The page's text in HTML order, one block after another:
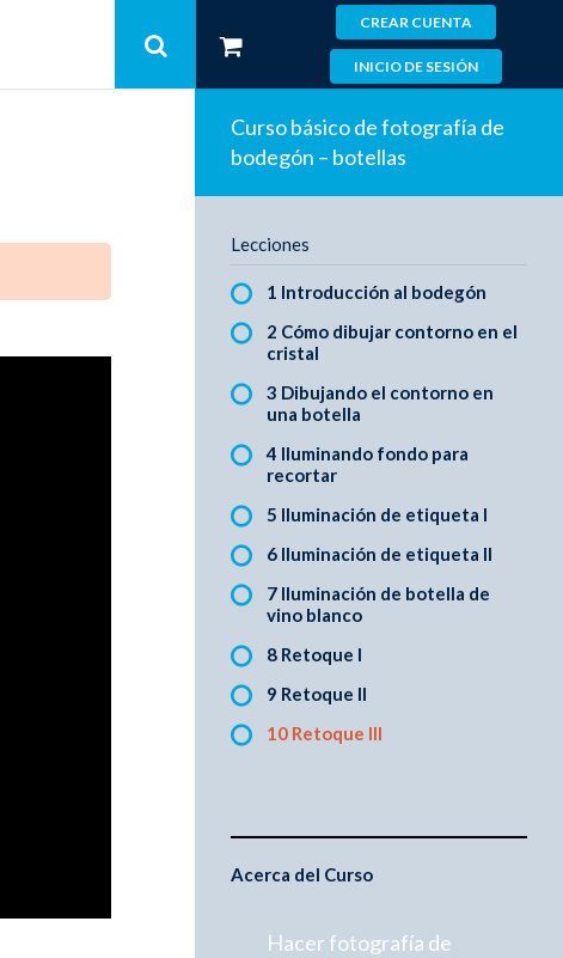
CREAR CUENTA
INICIO DE SESIÓN
Curso básico de fotografía de
bodegón – botellas
Lecciones
1 Introducción al bodegón
2 Cómo dibujar contorno en el
cristal
3 Dibujando el contorno en
una botella
4 Iluminando fondo para
recortar
5 Iluminación de etiqueta I
6 Iluminación de etiqueta II
7 Iluminación de botella de
vino blanco
8 Retoque I
9 Retoque II
10 Retoque III
Acerca del Curso
Hacer fotografía de